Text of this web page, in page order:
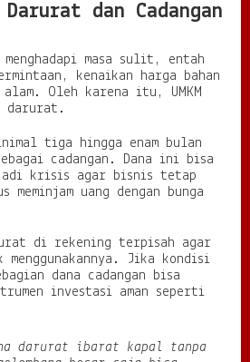
dan Cadangan
masa sulit, entah
kenaikan harga bahan
Oleh karena itu, UMKM
darurat.
tiga hingga enam bulan
cadangan. Dana ini bisa
krisis agar bisnis tetap
uang dengan bunga
di rekening terpisah agar
Jika kondisi
dana cadangan bisa
investasi aman seperti
darurat ibarat kapal tanpa